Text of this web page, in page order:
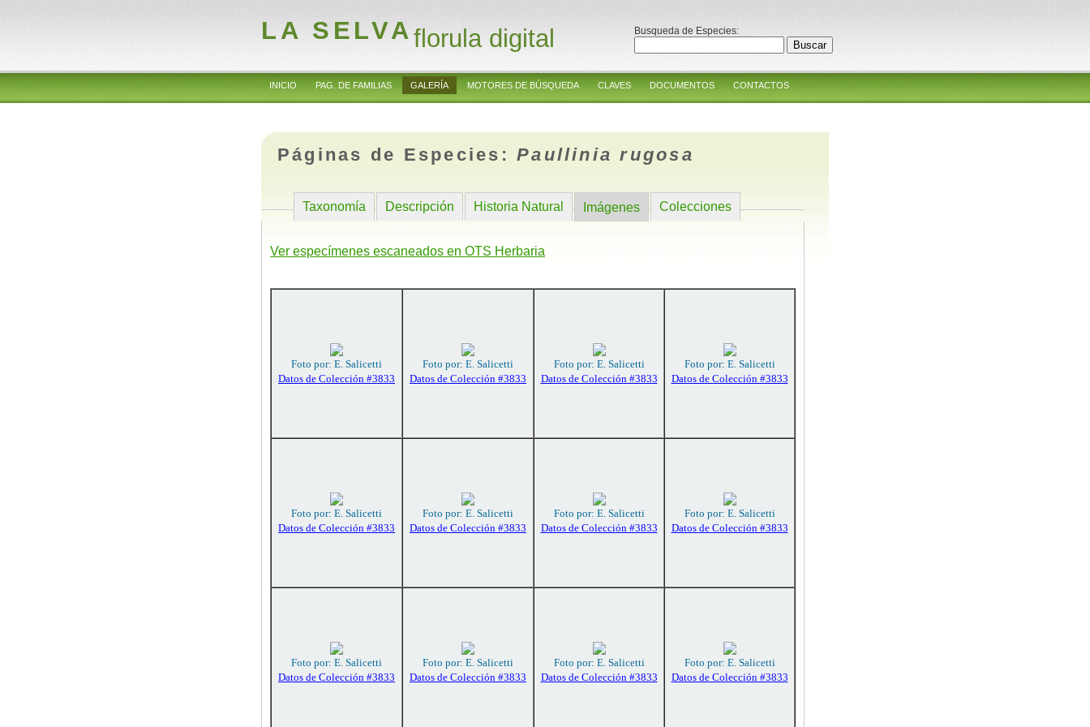
LA SELVAflorula digital Busqueda de Especies:
INICIO PAG. DE FAMILIAS GALERÍA MOTORES DE BÚSQUEDA CLAVES DOCUMENTOS CONTACTOS
Páginas de Especies:Paullinia rugosa
Taxonomía Descripción Historia Natural Imágenes Colecciones
Ver especímenes escaneados en OTS Herbaria
Foto por: E. Salicetti
Datos de Colección #3833
Foto por: E. Salicetti
Datos de Colección #3833
Foto por: E. Salicetti
Datos de Colección #3833
Foto por: E. Salicetti
Datos de Colección #3833
Foto por: E. Salicetti
Datos de Colección #3833
Foto por: E. Salicetti
Datos de Colección #3833
Foto por: E. Salicetti
Datos de Colección #3833
Foto por: E. Salicetti
Datos de Colección #3833
Foto por: E. Salicetti
Datos de Colección #3833
Foto por: E. Salicetti
Datos de Colección #3833
Foto por: E. Salicetti
Datos de Colección #3833
Foto por: E. Salicetti
Datos de Colección #3833